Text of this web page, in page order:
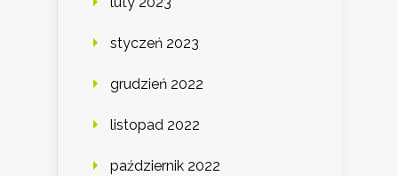
styczeń 2023
grudzień 2022
listopad 2022
październik 2022